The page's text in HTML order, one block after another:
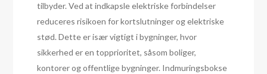
tilbyder. Ved at indkapsle elektriske forbindelser
reduceres risikoen for kortslutninger og elektriske
stød. Dette er især vigtigt i bygninger, hvor
sikkerhed er en topprioritet, såsom boliger,
kontorer og offentlige bygninger. Indmuringsbokse